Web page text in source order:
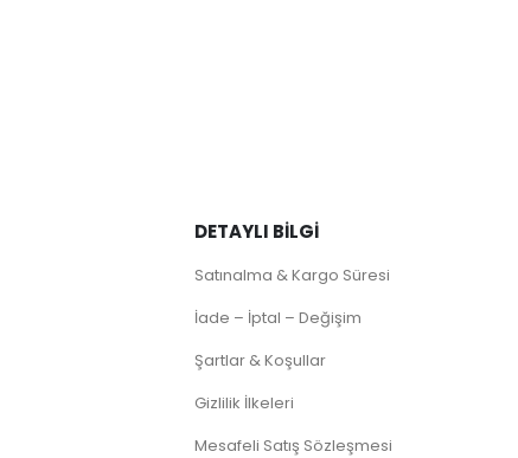
DETAYLI BILGI
Satınalma & Kargo Süresi
İade – İptal – Değişim
Şartlar & Koşullar
Gizlilik İlkeleri
Mesafeli Satış Sözleşmesi